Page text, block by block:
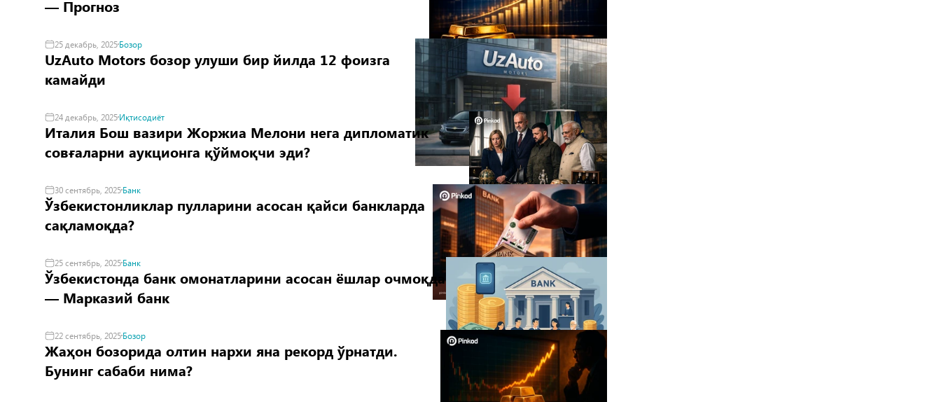
— Прогноз
25 декабрь, 2025Бозор
UzAuto Motors бозор улуши бир йилда 12 фоизга
камайди
24 декабрь, 2025Иқтисодиёт
Италия Бош вазири Жоржиа Мелони нега дипломатик
совғаларни аукционга қўймоқчи эди?
30 сентябрь, 2025Банк
Ўзбекистонликлар пулларини асосан қайси банкларда
сақламоқда?
25 сентябрь, 2025Банк
Ўзбекистонда банк омонатларини асосан ёшлар очмоқда
— Марказий банк
22 сентябрь, 2025Бозор
Жаҳон бозорида олтин нархи яна рекорд ўрнатди.
Бунинг сабаби нима?